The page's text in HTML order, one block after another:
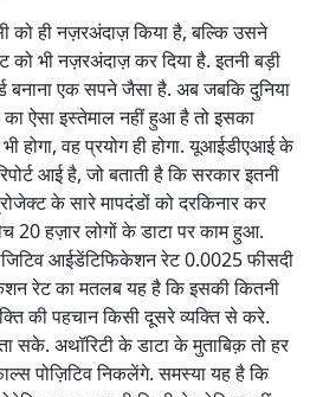
को ही नज़रअंदाज़ किया है, बल्कि उसने
भी नज़रअंदाज़ कर दिया है. इतनी बड़ी
बनाना एक सपने जैसा है. अब जबकि दुनिया
ऐसा इस्तेमाल नहीं हुआ है तो इसका
होगा, वह प्रयोग ही होगा. यूआईडीएआई के
आई है, जो बताती है कि सरकार इतनी
के सारे मापदंडों को दरकिनार कर
20 हज़ार लोगों के डाटा पर काम हुआ.
आईडेंटिफिकेशन रेट 0.0025 फीसदी
रेट का मतलब यह है कि इसकी कितनी
की पहचान किसी दूसरे व्यक्ति से करे.
सके. अथॉरिटी के डाटा के मुताबिक़ तो हर
पोज़िटिव निकलेंगे. समस्या यह है कि